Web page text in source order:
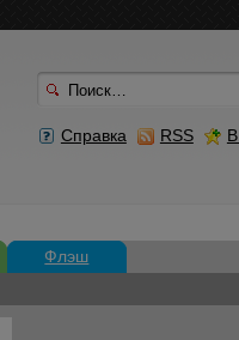
Справка RSS
Флэш